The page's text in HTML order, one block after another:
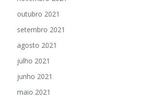
outubro 2021
setembro 2021
agosto 2021
julho 2021
junho 2021
maio 2021